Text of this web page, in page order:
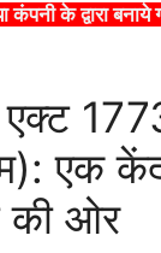
कंपनी के द्वारा
एक
की ओर